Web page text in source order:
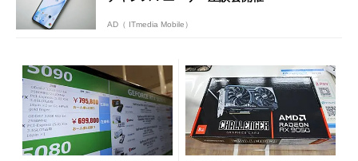
AD（ ITmedia Mobile）